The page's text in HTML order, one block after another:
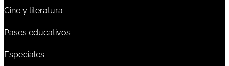
Cine y literatura
Pases educativos
Especiales